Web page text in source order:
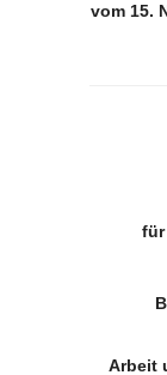
vom 15.
für
Arbeit